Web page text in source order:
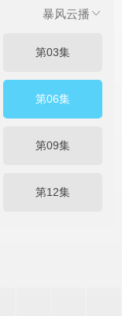
暴风云播
第03集
第06集
第09集
第12集